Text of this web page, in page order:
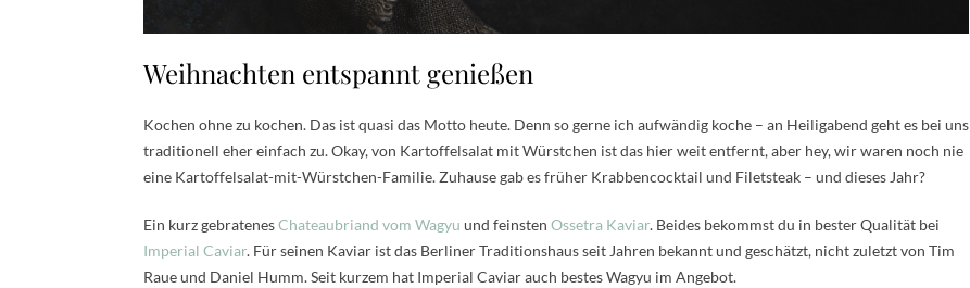
Weihnachten entspannt genießen
Kochen ohne zu kochen. Das ist quasi das Motto heute. Denn so gerne ich aufwändig koche – an Heiligabend geht es bei uns
traditionell eher einfach zu. Okay, von Kartoffelsalat mit Würstchen ist das hier weit entfernt, aber hey, wir waren noch nie
eine Kartoffelsalat-mit-Würstchen-Familie. Zuhause gab es früher Krabbencocktail und Filetsteak – und dieses Jahr?
Ein kurz gebratenesChateaubriand vom Wagyu und feinsten Ossetra Kaviar. Beides bekommst du in bester Qualität bei
Imperial Caviar. Für seinen Kaviar ist das Berliner Traditionshaus seit Jahren bekannt und geschätzt, nicht zuletzt von Tim
Raue und Daniel Humm. Seit kurzem hat Imperial Caviar auch bestes Wagyu im Angebot.